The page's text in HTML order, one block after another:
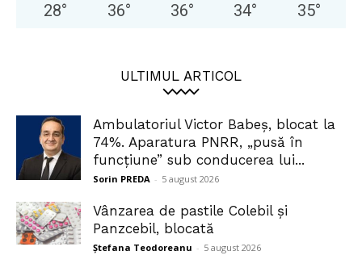
28° 36° 36° 34° 35°
ULTIMUL ARTICOL
Ambulatoriul Victor Babeș, blocat la
74%. Aparatura PNRR, „pusă în
funcțiune” sub conducerea lui...
Sorin PREDA - 5 august 2026
Vânzarea de pastile Colebil și
Panzcebil, blocată
Ștefana Teodoreanu - 5 august 2026